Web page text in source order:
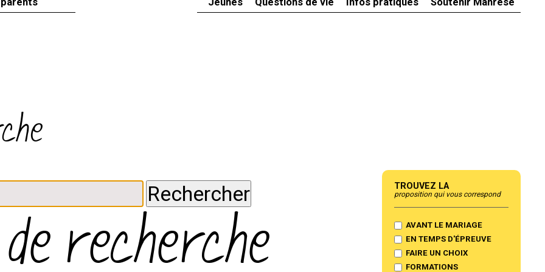
recherche
Trouvez la
proposition qui vous correspond
AVANT LE MARIAGE
EN TEMPS D'ÉPREUVE
FAIRE UN CHOIX
FORMATIONS